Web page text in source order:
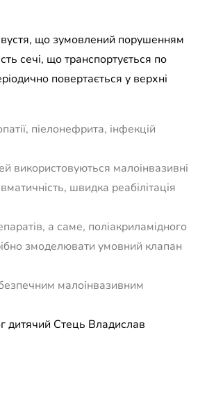
що зумовлений порушенням
сечі, що транспортується по
повертається у верхні
піелонефрита, інфекцій
використовуються малоінвазивні
швидка реабілітація
а саме, поліакриламідного
змоделювати умовний клапан
малоінвазивним
дитячий Стець Владислав